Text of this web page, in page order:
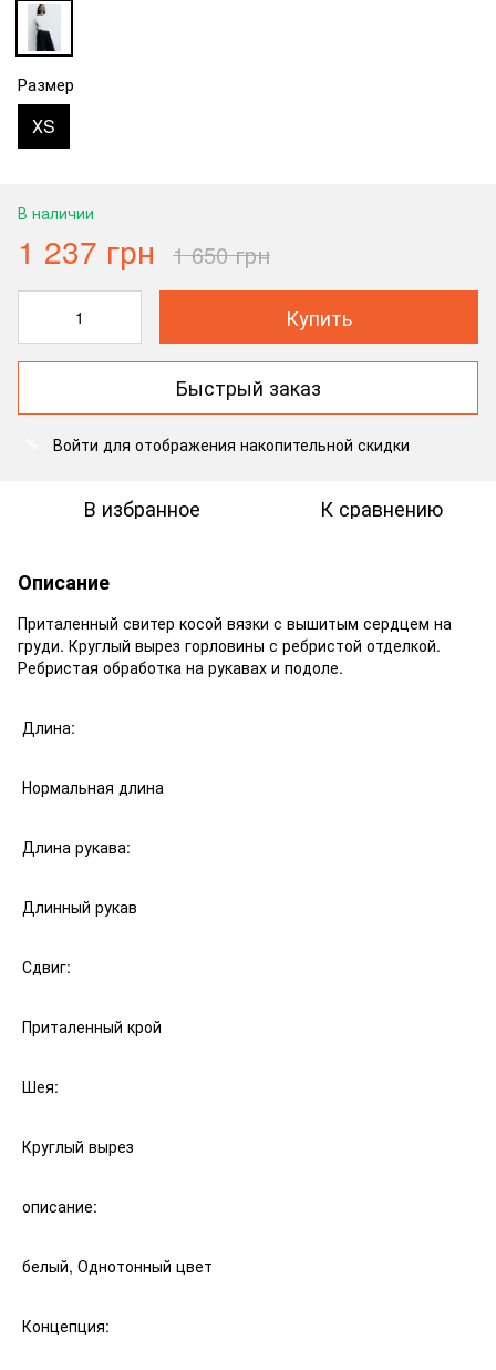
Размер
ХS
В наличии
1 237 грн 1 650 грн
Купить
Быстрый заказ
Войти для отображения накопительной скидки
В избранное К сравнению
Описание
Приталенный свитер косой вязки с вышитым сердцем на
груди. Круглый вырез горловины с ребристой отделкой.
Ребристая обработка на рукавах и подоле.
Длина:
Нормальная длина
Длина рукава:
Длинный рукав
Сдвиг:
Приталенный крой
Шея:
Круглый вырез
описание:
белый, Однотонный цвет
Концепция: